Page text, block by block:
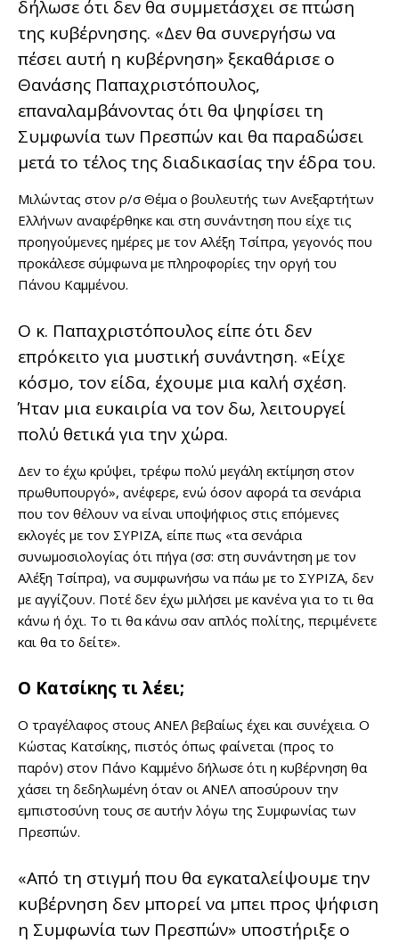
δήλωσε ότι δεν θα συμμετάσχει σε πτώση
της κυβέρνησης. «Δεν θα συνεργήσω να
πέσει αυτή η κυβέρνηση» ξεκαθάρισε ο
Θανάσης Παπαχριστόπουλος,
επαναλαμβάνοντας ότι θα ψηφίσει τη
Συμφωνία των Πρεσπών και θα παραδώσει
μετά το τέλος της διαδικασίας την έδρα του.
Μιλώντας στον ρ/σ Θέμα ο βουλευτής των Ανεξαρτήτων
Ελλήνων αναφέρθηκε και στη συνάντηση που είχε τις
προηγούμενες ημέρες με τον Αλέξη Τσίπρα, γεγονός που
προκάλεσε σύμφωνα με πληροφορίες την οργή του
Πάνου Καμμένου.
Ο κ. Παπαχριστόπουλος είπε ότι δεν
επρόκειτο για μυστική συνάντηση. «Είχε
κόσμο, τον είδα, έχουμε μια καλή σχέση.
Ήταν μια ευκαιρία να τον δω, λειτουργεί
πολύ θετικά για την χώρα.
Δεν το έχω κρύψει, τρέφω πολύ μεγάλη εκτίμηση στον
πρωθυπουργό», ανέφερε, ενώ όσον αφορά τα σενάρια
που τον θέλουν να είναι υποψήφιος στις επόμενες
εκλογές με τον ΣΥΡΙΖΑ, είπε πως «τα σενάρια
συνωμοσιολογίας ότι πήγα (σσ: στη συνάντηση με τον
Αλέξη Τσίπρα), να συμφωνήσω να πάω με το ΣΥΡΙΖΑ, δεν
με αγγίζουν. Ποτέ δεν έχω μιλήσει με κανένα για το τι θα
κάνω ή όχι. Το τι θα κάνω σαν απλός πολίτης, περιμένετε
και θα το δείτε».
Ο Κατσίκης τι λέει;
Ο τραγέλαφος στους ΑΝΕΛ βεβαίως έχει και συνέχεια. Ο
Κώστας Κατσίκης, πιστός όπως φαίνεται (προς το
παρόν) στον Πάνο Καμμένο δήλωσε ότι η κυβέρνηση θα
χάσει τη δεδηλωμένη όταν οι ΑΝΕΛ αποσύρουν την
εμπιστοσύνη τους σε αυτήν λόγω της Συμφωνίας των
Πρεσπών.
«Από τη στιγμή που θα εγκαταλείψουμε την
κυβέρνηση δεν μπορεί να μπει προς ψήφιση
η Συμφωνία των Πρεσπών» υποστήριξε ο